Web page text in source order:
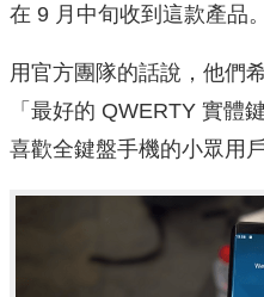
在 9 月中旬收到這款產品。
用官方團隊的話說，他們
「最好的 QWERTY 實體
喜歡全鍵盤手機的小眾用戶